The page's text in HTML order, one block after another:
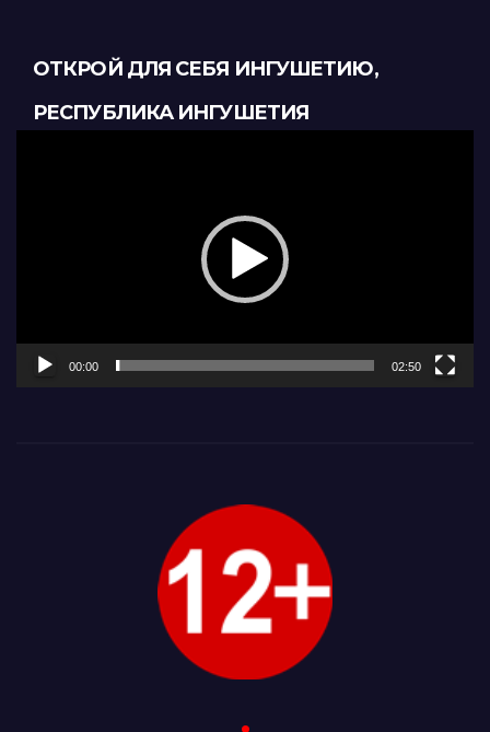
ОТКРОЙ ДЛЯ СЕБЯ ИНГУШЕТИЮ,
РЕСПУБЛИКА ИНГУШЕТИЯ
00:00 02:50
.